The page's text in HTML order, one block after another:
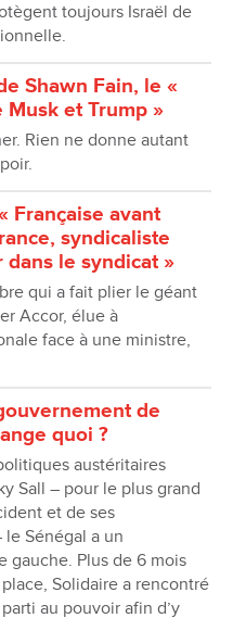
toujours Israël de
Shawn Fain, le «
Musk et Trump »
Rien ne donne autant
Française avant
syndicaliste
dans le syndicat »
qui a fait plier le géant
Accor, élue à
face à une ministre,
de
quoi ?
austéritaires
Sall – pour le plus grand
et de ses
Sénégal a un
gauche. Plus de 6 mois
Solidaire a rencontré
au pouvoir afin dʼy